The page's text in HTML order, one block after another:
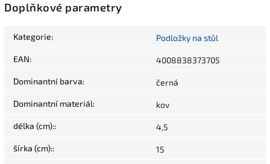
Doplňkové parametry
Kategorie: Podložky na stůl
EAN: 4008838373705
Dominantní barva: černá
Dominantní materiál: kov
délka (cm):: 4,5
šírka (cm):: 15